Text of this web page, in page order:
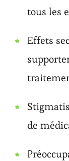
tous les
Effets
de